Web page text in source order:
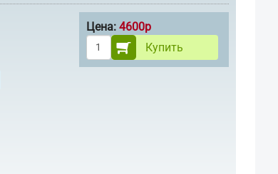
Цена: 4600р
Купить